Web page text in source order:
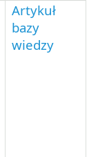
Artykuł
bazy
wiedzy